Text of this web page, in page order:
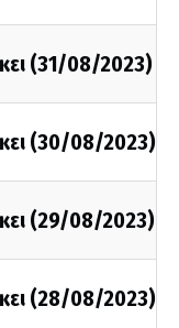
(31/08/2023)
(30/08/2023)
(29/08/2023)
(28/08/2023)